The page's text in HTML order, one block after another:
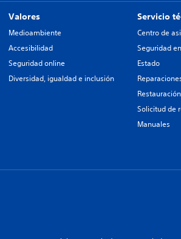
Valores
Medioambiente
Accesibilidad
Seguridad online
Diversidad, igualdad e inclusión
Servicio
Centro de
Seguridad
Estado
Solicitud de
Manuales